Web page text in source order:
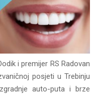
i premijer RS Radovan
posjeti u Trebinju
auto-puta i brze